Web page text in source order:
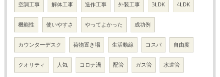
空調工事 解体工事 造作工事 外装工事 3LDK 4LDK
機能性 使いやすさ やってよかった 成功例
カウンターデスク 荷物置き場 生活動線 コスパ 自由度
クオリティ 人気 コロナ渦 配管 ガス管 水道管